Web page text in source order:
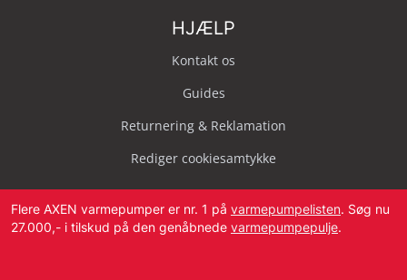
HJÆLP
Kontakt os
Guides
Returnering & Reklamation
Rediger cookiesamtykke
Flere AXEN varmepumper er nr. 1 på varmepumpelisten. Søg nu
27.000,- i tilskud på den genåbnede varmepumpepulje.